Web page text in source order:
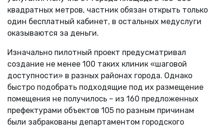
квадратных метров, частник обязан открыть только
один бесплатный кабинет, в остальных медуслуги
оказываются за деньги.
Изначально пилотный проект предусматривал
создание не менее 100 таких клиник «шаговой
доступности» в разных районах города. Однако
быстро подобрать подходящие под их размещение
помещения не получилось – из 160 предложенных
префектурами объектов 105 по разным причинам
были забракованы департаментом городского